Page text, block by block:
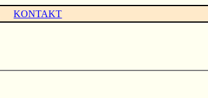
KONTAKT